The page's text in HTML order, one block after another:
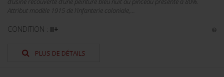
Attribut modèle 1915 de l'infanterie coloniale,...
CONDITION : II+
PLUS DE DÉTAILS